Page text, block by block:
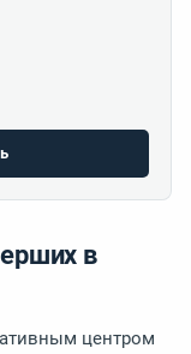
в
центром